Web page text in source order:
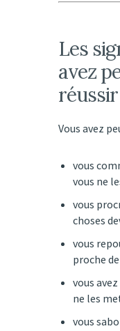
Les
avez
réussir
Vous avez
vous
vous ne
vous
choses
vous
proche
vous
ne les
vous